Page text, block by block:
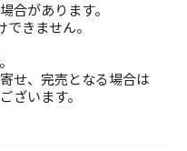
合があります。
きません。
せ、完売となる場合は
ざいます。